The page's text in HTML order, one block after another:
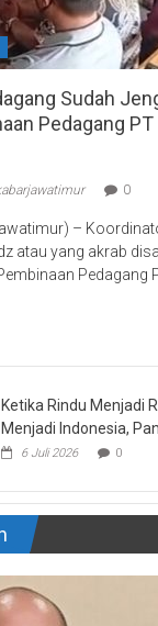
Sudah
Pedagang PT
0
–
atau yang akrab
Pedagang
Ketika Rindu Menjadi
Menjadi Indonesia,
6 Juli 2026 0